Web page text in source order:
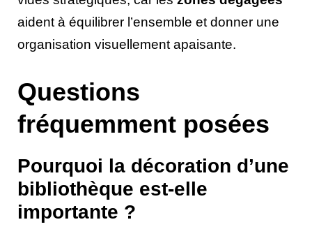
aident à équilibrer l’ensemble et donner une
organisation visuellement apaisante.
Questions
fréquemment posées
Pourquoi la décoration d’une
bibliothèque est-elle
importante ?